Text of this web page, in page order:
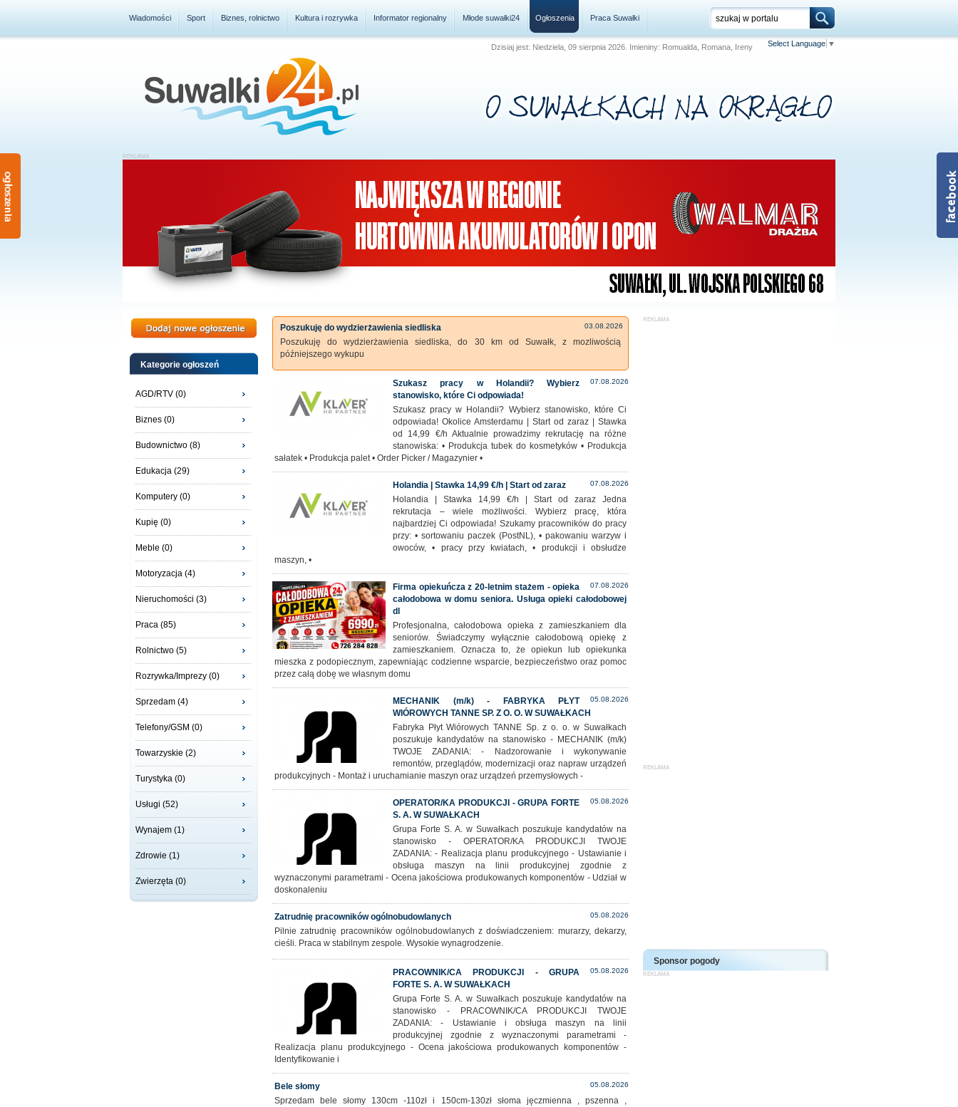
Wiadomości Sport Biznes, rolnictwo Kultura i rozrywka Informator regionalny Młode suwałki24 Ogłoszenia Praca Suwałki
Dzisiaj jest: Niedziela, 09 sierpnia 2026. Imieniny: Romualda, Romana, Ireny Select Language ▼
Kategorie ogłoszeń
AGD/RTV (0)
Biznes (0)
Budownictwo (8)
Edukacja (29)
Komputery (0)
Kupię (0)
Meble (0)
Motoryzacja (4)
Nieruchomości (3)
Praca (85)
Rolnictwo (5)
Rozrywka/Imprezy (0)
Sprzedam (4)
Telefony/GSM (0)
Towarzyskie (2)
Turystyka (0)
Usługi (52)
Wynajem (1)
Zdrowie (1)
Zwierzęta (0)
03.08.2026
Poszukuję do wydzierżawienia siedliska
Poszukuję do wydzierżawienia siedliska, do 30 km od Suwałk, z mozliwością
późniejszego wykupu
07.08.2026
Szukasz pracy w Holandii? Wybierz
stanowisko, które Ci odpowiada!
Szukasz pracy w Holandii? Wybierz stanowisko, które Ci
odpowiada! Okolice Amsterdamu | Start od zaraz | Stawka
od 14,99 €/h Aktualnie prowadzimy rekrutację na różne
stanowiska: • Produkcja tubek do kosmetyków • Produkcja
sałatek • Produkcja palet • Order Picker / Magazynier •
07.08.2026
Holandia | Stawka 14,99 €/h | Start od zaraz
Holandia | Stawka 14,99 €/h | Start od zaraz Jedna
rekrutacja – wiele możliwości. Wybierz pracę, która
najbardziej Ci odpowiada! Szukamy pracowników do pracy
przy: • sortowaniu paczek (PostNL), • pakowaniu warzyw i
owoców, • pracy przy kwiatach, • produkcji i obsłudze
maszyn, •
07.08.2026
Firma opiekuńcza z 20-letnim stażem - opieka
całodobowa w domu seniora. Usługa opieki całodobowej
dl
Profesjonalna, całodobowa opieka z zamieszkaniem dla
seniorów. Świadczymy wyłącznie całodobową opiekę z
zamieszkaniem. Oznacza to, że opiekun lub opiekunka
mieszka z podopiecznym, zapewniając codzienne wsparcie, bezpieczeństwo oraz pomoc
przez całą dobę we własnym domu
05.08.2026
MECHANIK (m/k) - FABRYKA PŁYT
WIÓROWYCH TANNE SP. Z O. O. W SUWAŁKACH
Fabryka Płyt Wiórowych TANNE Sp. z o. o. w Suwałkach
poszukuje kandydatów na stanowisko - MECHANIK (m/k)
TWOJE ZADANIA: - Nadzorowanie i wykonywanie
remontów, przeglądów, modernizacji oraz napraw urządzeń
produkcyjnych - Montaż i uruchamianie maszyn oraz urządzeń przemysłowych -
05.08.2026
OPERATOR/KA PRODUKCJI - GRUPA FORTE
S. A. W SUWAŁKACH
Grupa Forte S. A. w Suwałkach poszukuje kandydatów na
stanowisko - OPERATOR/KA PRODUKCJI TWOJE
ZADANIA: - Realizacja planu produkcyjnego - Ustawianie i
obsługa maszyn na linii produkcyjnej zgodnie z
wyznaczonymi parametrami - Ocena jakościowa produkowanych komponentów - Udział w
doskonaleniu
05.08.2026
Zatrudnię pracowników ogólnobudowlanych
Pilnie zatrudnię pracowników ogólnobudowlanych z doświadczeniem: murarzy, dekarzy,
cieśli. Praca w stabilnym zespole. Wysokie wynagrodzenie.
05.08.2026
PRACOWNIK/CA PRODUKCJI - GRUPA
FORTE S. A. W SUWAŁKACH
Grupa Forte S. A. w Suwałkach poszukuje kandydatów na
stanowisko - PRACOWNIK/CA PRODUKCJI TWOJE
ZADANIA: - Ustawianie i obsługa maszyn na linii
produkcyjnej zgodnie z wyznaczonymi parametrami -
Realizacja planu produkcyjnego - Ocena jakościowa produkowanych komponentów -
Identyfikowanie i
05.08.2026
Bele słomy
Sprzedam bele słomy 130cm -110zł i 150cm-130zł słoma jęczmienna , pszenna ,
Sponsor pogody